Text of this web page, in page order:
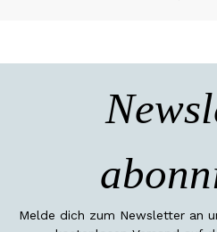
Melde dich zum Newsletter an